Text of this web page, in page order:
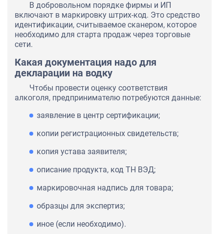
В добровольном порядке фирмы и ИП
включают в маркировку штрих-код. Это средство
идентификации, считываемое сканером, которое
необходимо для старта продаж через торговые
сети.
Какая документация надо для
декларации на водку
Чтобы провести оценку соответствия
алкоголя, предпринимателю потребуются данные:
заявление в центр сертификации;
копии регистрационных свидетельств;
копия устава заявителя;
описание продукта, код ТН ВЭД;
маркировочная надпись для товара;
образцы для экспертиз;
иное (если необходимо).